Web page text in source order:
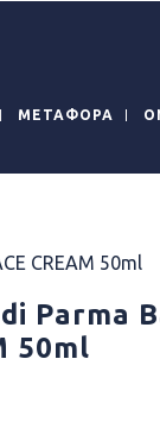
ΜΕΤΑΦΟΡΑ
CREAM 50ml
Parma
50ml